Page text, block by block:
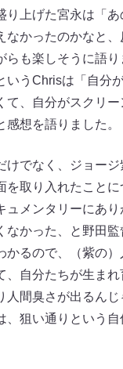
り上げた宮永は「
なかったのかなと
らも楽しそうに語
いうChrisは「自分
て、自分がスクリ
想を語りました。
けでなく、ジョー
を取り入れたことに
ュメンタリーにあ
なかった、と野田
かるので、（紫の
、自分たちが生ま
人間臭さが出るんじ
、狙い通りという